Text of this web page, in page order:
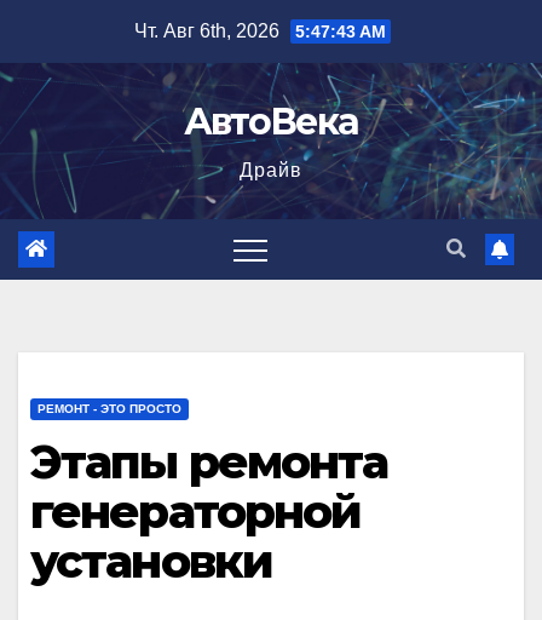
содержимому
Чт. Авг 6th, 2026 5:47:44 AM
АвтоВека
Драйв
РЕМОНТ - ЭТО ПРОСТО
Этапы ремонта
генераторной
установки